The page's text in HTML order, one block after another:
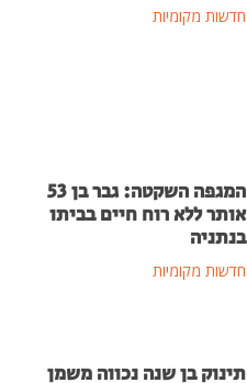
חדשות מקומיות
המגפה השקטה: גבר בן 53
אותר ללא רוח חיים בביתו
בנתניה
חדשות מקומיות
תינוק בן שנה נכווה משמן